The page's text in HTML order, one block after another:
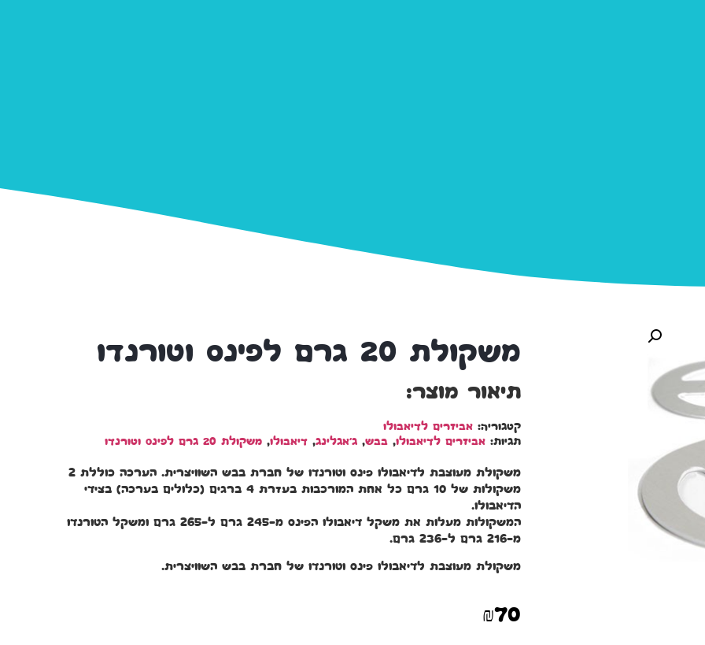
משקולת 20 גרם לפינס וטורנדו
תיאור מוצר:
קטגוריה: אביזרים לדיאבולו
תגיות: אביזרים לדיאבולו, בבש, ג'אגלינג, דיאבולו, משקולת 20 גרם לפינס וטורנדו
משקולת מעוצבת לדיאבולו פינס וטורנדו של חברת בבש השוויצרית. הערכה כוללת 2
משקולות של 10 גרם כל אחת המורכבות בעזרת 4 ברגים (כלולים בערכה) בצידי
הדיאבולו.
המשקולות מעלות את משקל דיאבולו הפינס מ-245 גרם ל-265 גרם ומשקל הטורנדו
מ-216 גרם ל-236 גרם.
משקולת מעוצבת לדיאבולו פינס וטורנדו של חברת בבש השוויצרית.
₪70